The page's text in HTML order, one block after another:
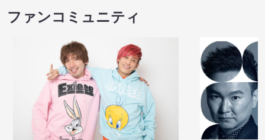
ファンコミュニティ